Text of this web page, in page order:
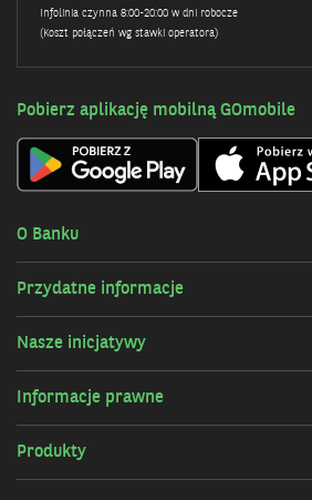
Infolinia czynna 8:00-20:00 w dni robocze
(Koszt połączeń wg stawki operatora)
Pobierz aplikację mobilną GOmobile
O Banku
Przydatne informacje
Nasze inicjatywy
Informacje prawne
Produkty